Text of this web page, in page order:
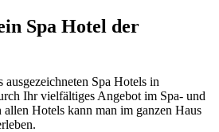
Spa Hotel der
Spa Hotels in
Ihr vielfältiges Angebot im Spa- und
Hotels kann man im ganzen Haus